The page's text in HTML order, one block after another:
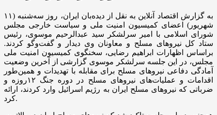
به گزارش اقتصاد آنلاین به نقل از دیده‌بان ایران، روز سه‌شنبه (۱۱
شهریور) اعضای کمیسیون امنیت ملی و سیاست خارجی مجلس
شورای اسلامی با امیر سرلشکر سید عبدالرحیم موسوی، رئیس
ستاد کل نیرو‌های مسلح و معاونان وی دیدار و گفت‌و‌گو کردند.
براساس اظهارات ابراهیم رضایی، سخنگوی کمیسیون امنیت ملی
مجلس، در این جلسه سرلشکر موسوی گزارشی از آخرین وضعیت
آمادگی دفاعی نیرو‌های مسلح برای مقابله با تهدیدات و همین‌طور
اقدامات و عملیات‌های نیرو‌های مسلح در دوره جنگ ۱۲روزه و
ضرباتی که نیرو‌های مسلح ایران به رژیم اسرائیل وارد کردند، ارائه
کرد.